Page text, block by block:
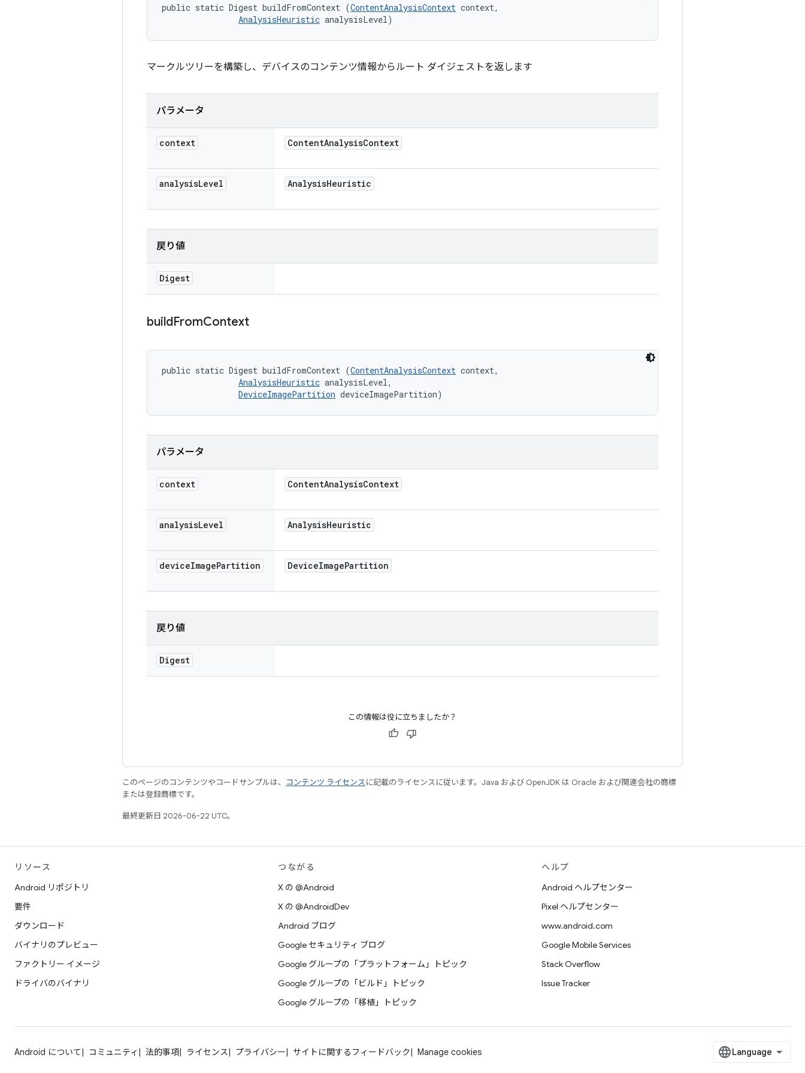
public static Digest buildFromContext (ContentAnalysisContext context,
AnalysisHeuristic analysisLevel)
マークルツリーを構築し、デバイスのコンテンツ情報からルート ダイジェストを返します
パラメータ
context ContentAnalysisContext
analysisLevel AnalysisHeuristic
戻り値
Digest
buildFromContext
public static Digest buildFromContext (ContentAnalysisContext context,
AnalysisHeuristic analysisLevel,
DeviceImagePartition deviceImagePartition)
パラメータ
context ContentAnalysisContext
analysisLevel AnalysisHeuristic
deviceImagePartition DeviceImagePartition
戻り値
Digest
この情報は役に立ちましたか？
このページのコンテンツやコードサンプルは、 コンテンツ ライセンスに記載のライセンスに従います。Java および OpenJDK は Oracle および関連会社の商標
または登録商標です。
最終更新日 2026-06-22 UTC。
リソース
Android リポジトリ
要件
ダウンロード
バイナリのプレビュー
ファクトリー イメージ
ドライバのバイナリ
つながる
X の @Android
X の @AndroidDev
Android ブログ
Google セキュリティ ブログ
Google グループの「プラットフォーム」トピック
Google グループの「ビルド」トピック
Google グループの「移植」トピック
ヘルプ
Android ヘルプセンター
Pixel ヘルプセンター
www.android.com
Google Mobile Services
Stack Overflow
Issue Tracker
Android について コミュニティ 法的事項 ライセンス プライバシー サイトに関するフィードバック Manage cookies